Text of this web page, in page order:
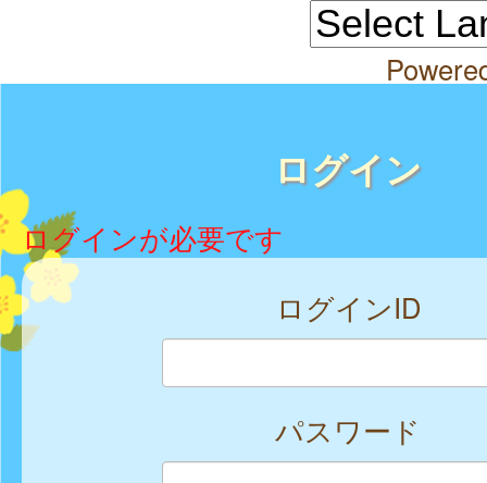
ログイン
ログインが必要です
ログインID
パスワード